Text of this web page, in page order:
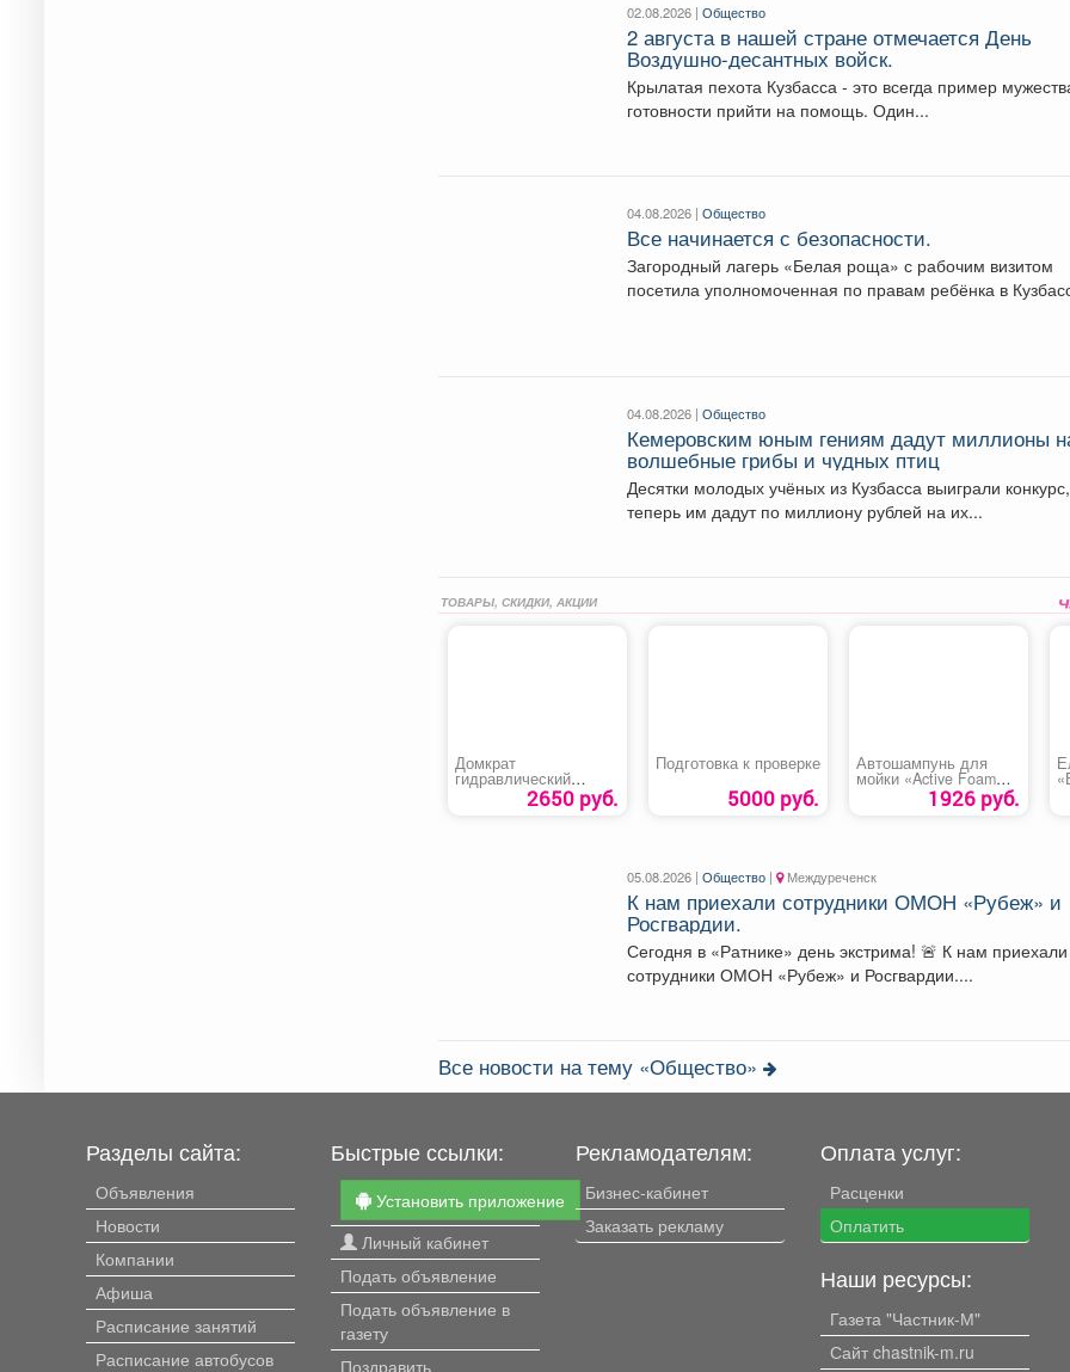
02.08.2026 |Общество
2 августа в нашей стране отмечается День
Воздушно-десантных войск.
Крылатая пехота Кузбасса - это всегда пример
готовности прийти на помощь. Один...
04.08.2026 |Общество
Все начинается с безопасности.
Загородный лагерь «Белая роща» с рабочим визитом
посетила уполномоченная по правам ребёнка в
04.08.2026 |Общество
Кемеровским юным гениям дадут миллионы
волшебные грибы и чудных птиц
Десятки молодых учёных из Кузбасса выиграли конкурс,
теперь им дадут по миллиону рублей на их...
ТОВАРЫ, СКИДКИ, АКЦИИ
Домкрат
гидравлический
бутылочный «STELS
2650 руб.
Подготовка к проверке
5000 руб.
Автошампунь для
мойки «Active Foam
PF-90 MAXIMUM AVS»
1926 руб.
05.08.2026 |Общество | Междуреченск
К нам приехали сотрудники ОМОН «Рубеж» и
Росгвардии.
Сегодня в «Ратнике» день экстрима! 🚨 К нам приехали
сотрудники ОМОН «Рубеж» и Росгвардии....
Все новости на тему «Общество»
Разделы сайта:
Объявления
Новости
Компании
Афиша
Расписание занятий
Расписание автобусов
Быстрые ссылки:
Установить приложение
Личный кабинет
Подать объявление
Подать объявление в
газету
Поздравить
Рекламодателям:
Бизнес-кабинет
Заказать рекламу
Оплата услуг:
Расценки
Оплатить
Наши ресурсы:
Газета "Частник-М"
Сайт chastnik-m.ru